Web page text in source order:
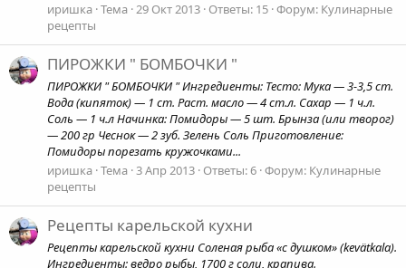
иришка Тема 29 Окт 2013 Ответы: 15 Форум: Кулинарные
рецепты
ПИРОЖКИ " БОМБОЧКИ "
ПИРОЖКИ " БОМБОЧКИ " Ингредиенты: Тесто: Мука — 3-3,5 ст.
Вода (кипяток) — 1 ст. Раст. масло — 4 ст.л. Сахар — 1 ч.л.
Соль — 1 ч.л Начинка: Помидоры — 5 шт. Брынза (или творог)
— 200 гр Чеснок — 2 зуб. Зелень Соль Приготовление:
Помидоры порезать кружочками...
иришка Тема 3 Апр 2013 Ответы: 6 Форум: Кулинарные
рецепты
Рецепты карельской кухни
Рецепты карельской кухни Соленая рыба «с душком» (kevätkala).
Ингредиенты: ведро рыбы, 1700 г соли, крапива.